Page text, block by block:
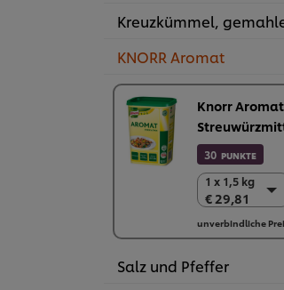
Kreuzkümmel,
KNORR Aromat
Knorr Aromat
30 PUNKTE
1 x 1,5 kg
€ 29,81
1 x 1,5 kg
€ 29,81
6 x 1,5 kg
€ 178,86
unverbindliche
Salz und Pfeffer